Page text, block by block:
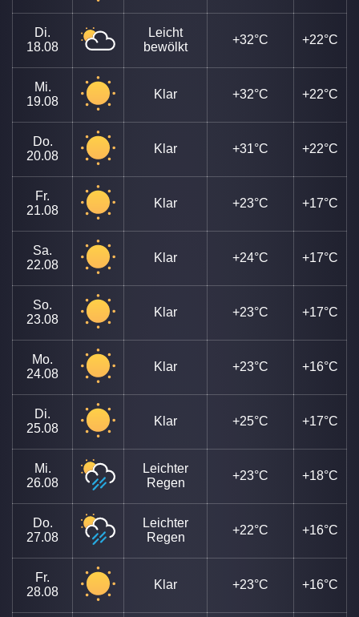
Di.
18.08
Leicht
bewölkt
+32°C +22°C
Mi.
19.08
Klar +32°C +22°C
Do.
20.08
Klar +31°C +22°C
Fr.
21.08
Klar +23°C +17°C
Sa.
22.08
Klar +24°C +17°C
So.
23.08
Klar +23°C +17°C
Mo.
24.08
Klar +23°C +16°C
Di.
25.08
Klar +25°C +17°C
Mi.
26.08
Leichter
Regen
+23°C +18°C
Do.
27.08
Leichter
Regen
+22°C +16°C
Fr.
28.08
Klar +23°C +16°C